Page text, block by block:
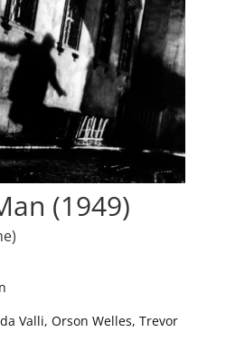
(1949)
Valli, Orson Welles, Trevor